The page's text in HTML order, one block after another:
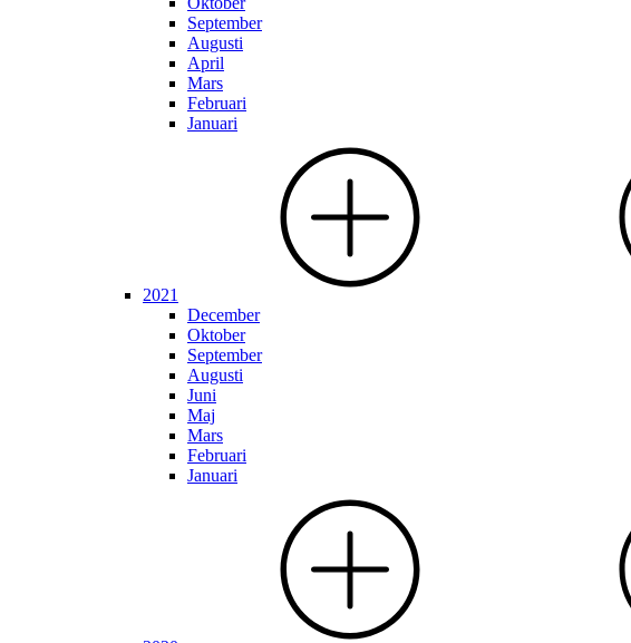
September
Augusti
April
Mars
Februari
Januari
2021
December
Oktober
September
Augusti
Juni
Maj
Mars
Februari
Januari